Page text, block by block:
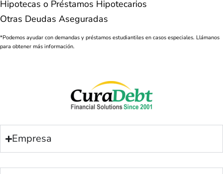
Hipotecas o Préstamos Hipotecarios
Otras Deudas Aseguradas
*Podemos ayudar con demandas y préstamos estudiantiles en casos especiales. Llámanos
para obtener más información.
Empresa